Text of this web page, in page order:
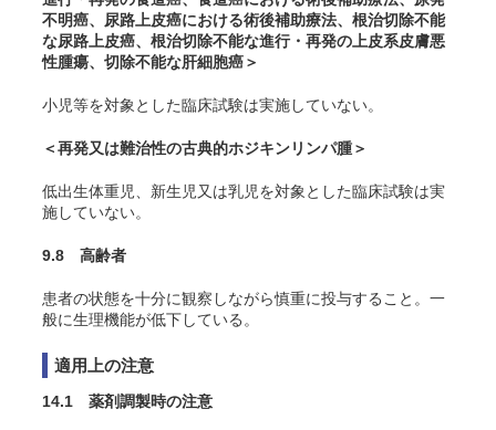
不明癌、尿路上皮癌における術後補助療法、根治切除不能
な尿路上皮癌、根治切除不能な進行・再発の上皮系皮膚悪
性腫瘍、切除不能な肝細胞癌＞
小児等を対象とした臨床試験は実施していない。
＜再発又は難治性の古典的ホジキンリンパ腫＞
低出生体重児、新生児又は乳児を対象とした臨床試験は実
施していない。
9.8 高齢者
患者の状態を十分に観察しながら慎重に投与すること。一
般に生理機能が低下している。
適用上の注意
14.1 薬剤調製時の注意